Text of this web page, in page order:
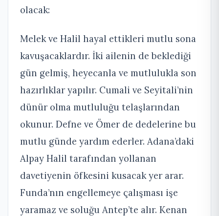
olacak:
Melek ve Halil hayal ettikleri mutlu sona
kavuşacaklardır. İki ailenin de beklediği
gün gelmiş, heyecanla ve mutlulukla son
hazırlıklar yapılır. Cumali ve Seyitali’nin
dünür olma mutluluğu telaşlarından
okunur. Defne ve Ömer de dedelerine bu
mutlu günde yardım ederler. Adana’daki
Alpay Halil tarafından yollanan
davetiyenin öfkesini kusacak yer arar.
Funda’nın engellemeye çalışması işe
yaramaz ve soluğu Antep’te alır. Kenan